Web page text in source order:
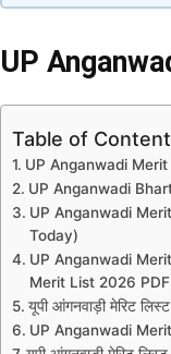
UP
Table of
UP Anganwadi
UP Anganwadi Bharti
UP Anganwadi
Today)
UP Anganwadi
Merit List 2026 PDF
यूपी आंगनवाड़ी मेरिट लिस्ट
UP Anganwadi